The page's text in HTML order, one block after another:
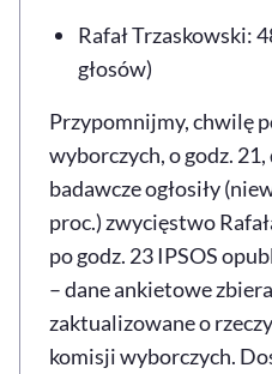
Rafał Trzaskowski:
głosów)
Przypomnijmy, chwilę
wyborczych, o godz.
badawcze ogłosiły
proc.) zwycięstwo
po godz. 23 IPSOS
– dane ankietowe
zaktualizowane o
komisji wyborczych.